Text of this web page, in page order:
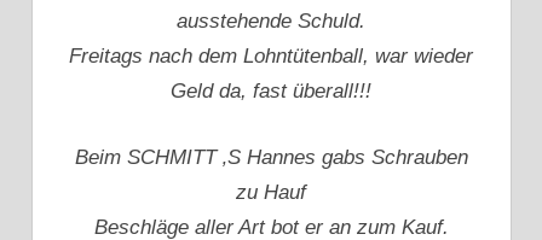
ausstehende Schuld.
Freitags nach dem Lohntütenball, war wieder
Geld da, fast überall!!!
Beim SCHMITT ‚S Hannes gabs Schrauben
zu Hauf
Beschläge aller Art bot er an zum Kauf.